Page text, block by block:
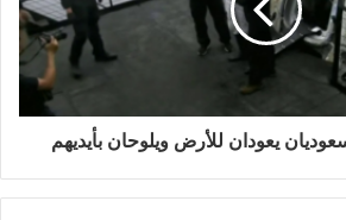
يعودان للأرض ويلوحان بأيديهم